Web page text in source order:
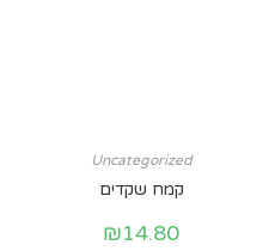
Uncategorized
קמח שקדים
₪14.80